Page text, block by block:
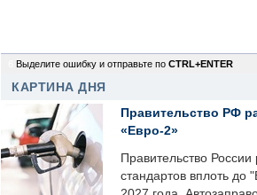
Выделите ошибку и отправьте по CTRL+ENTER
КАРТИНА ДНЯ
Правительство РФ
«Евро-2»
Правительство
стандартов вплоть до